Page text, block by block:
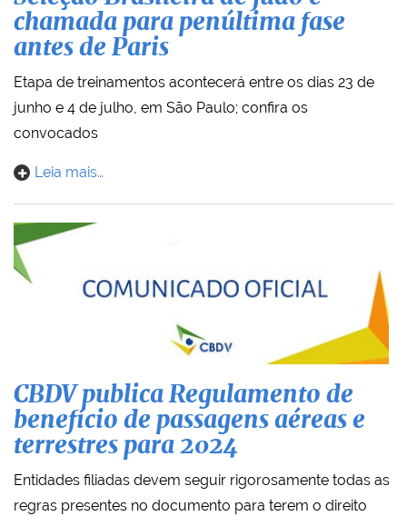
chamada para penúltima fase
antes de Paris
Etapa de treinamentos acontecerá entre os dias 23 de
junho e 4 de julho, em São Paulo; confira os
convocados
Leia mais…
CBDV publica Regulamento de
benefício de passagens aéreas e
terrestres para 2024
Entidades filiadas devem seguir rigorosamente todas as
regras presentes no documento para terem o direito